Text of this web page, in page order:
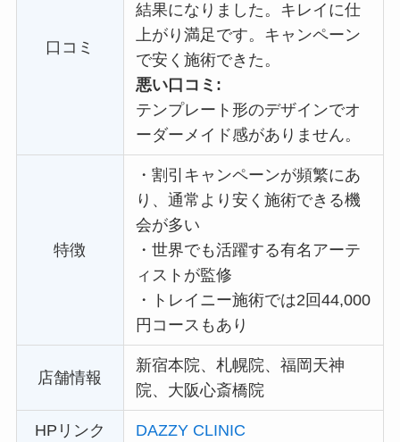
口コミ
結果になりました。キレイに仕
上がり満足です。キャンペーン
で安く施術できた。
悪い口コミ:
テンプレート形のデザインでオ
ーダーメイド感がありません。
特徴
・割引キャンペーンが頻繁にあ
り、通常より安く施術できる機
会が多い
・世界でも活躍する有名アーテ
ィストが監修
・
トレイニー施術では2回44,000
円コースもあり
店舗情報
新宿本院、札幌院、福岡天神
院、大阪心斎橋院
HPリンク DAZZY CLINIC